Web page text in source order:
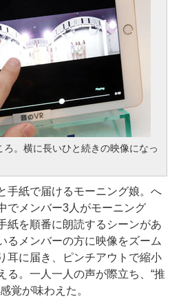
。横に長いひと続きの映像になっ
手紙で届けるモーニング娘。へ
でメンバー3人がモーニング
紙を順番に朗読するシーンがあ
るメンバーの方に映像をズーム
耳に届き、ピンチアウトで縮小
る。一人一人の声が際立ち、“推
覚が味わえた。